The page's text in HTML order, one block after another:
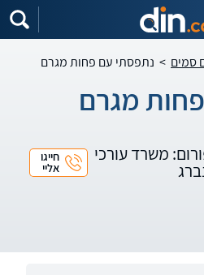
סמים > נתפסתי עם פחות מגרם
מגרם
משרד עורכי חייגו
אליי